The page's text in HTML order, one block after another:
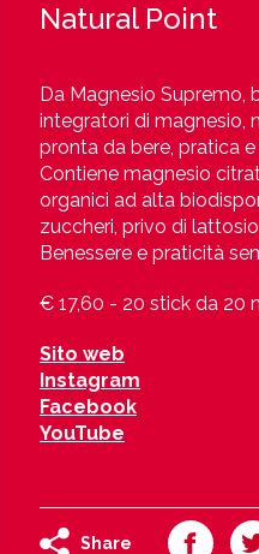
Natural Point
Da Magnesio Supremo,
integratori di magnesio,
pronta da bere, pratica
Contiene magnesio
organici ad alta
zuccheri, privo di
Benessere e praticità
€ 17,60 - 20 stick da 20
Sito web
Instagram
Facebook
YouTube
Share